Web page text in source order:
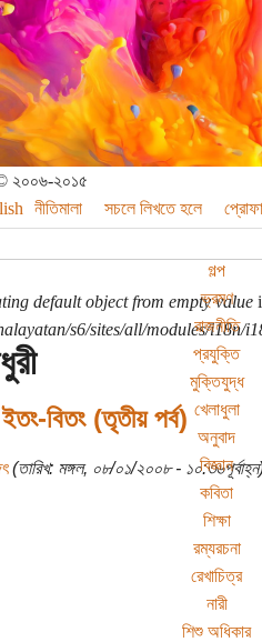
© ২০০৬-২০১৫
নীতিমালা সচলে লিখতে হলে
গল্প
ভ্রমণ
রাজনীতি
প্রযুক্তি
মুক্তিযুদ্ধ
খেলাধুলা
অনুবাদ
বিজ্ঞান
কবিতা
শিক্ষা
রম্যরচনা
রেখাচিত্র
নারী
শিশু অধিকার
default object from empty value
s6/sites/all/modules/i18n/
বিতং (তৃতীয় পর্ব)
(তারিখ: মঙ্গল, ০৮/০১/২০০৮ -